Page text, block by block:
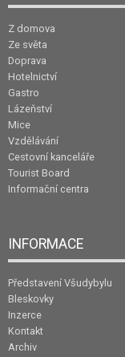
Z domova
Ze světa
Doprava
Hotelnictví
Gastro
Lázeňství
Mice
Vzdělávání
Cestovní kanceláře
Tourist Board
Informační centra
INFORMACE
Představení Všudybylu
Bleskovky
Inzerce
Kontakt
Archiv